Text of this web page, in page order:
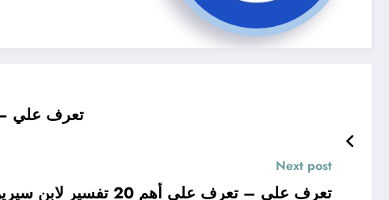
تعرف علي –
Next post
تعرف علي – تعرف على أهم 20 تفسير لابن سيرين عن رؤية الدجاج النيء المقطع في المنام للمتزوجة – بالتفصيل